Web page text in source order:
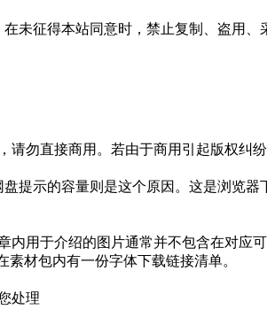
未征得本站同意时，禁止复制、盗用
勿直接商用。若由于商用引起版权纠
提示的容量则是这个原因。这是浏览
用于介绍的图片通常并不包含在对应
材包内有一份字体下载链接清单。
处理